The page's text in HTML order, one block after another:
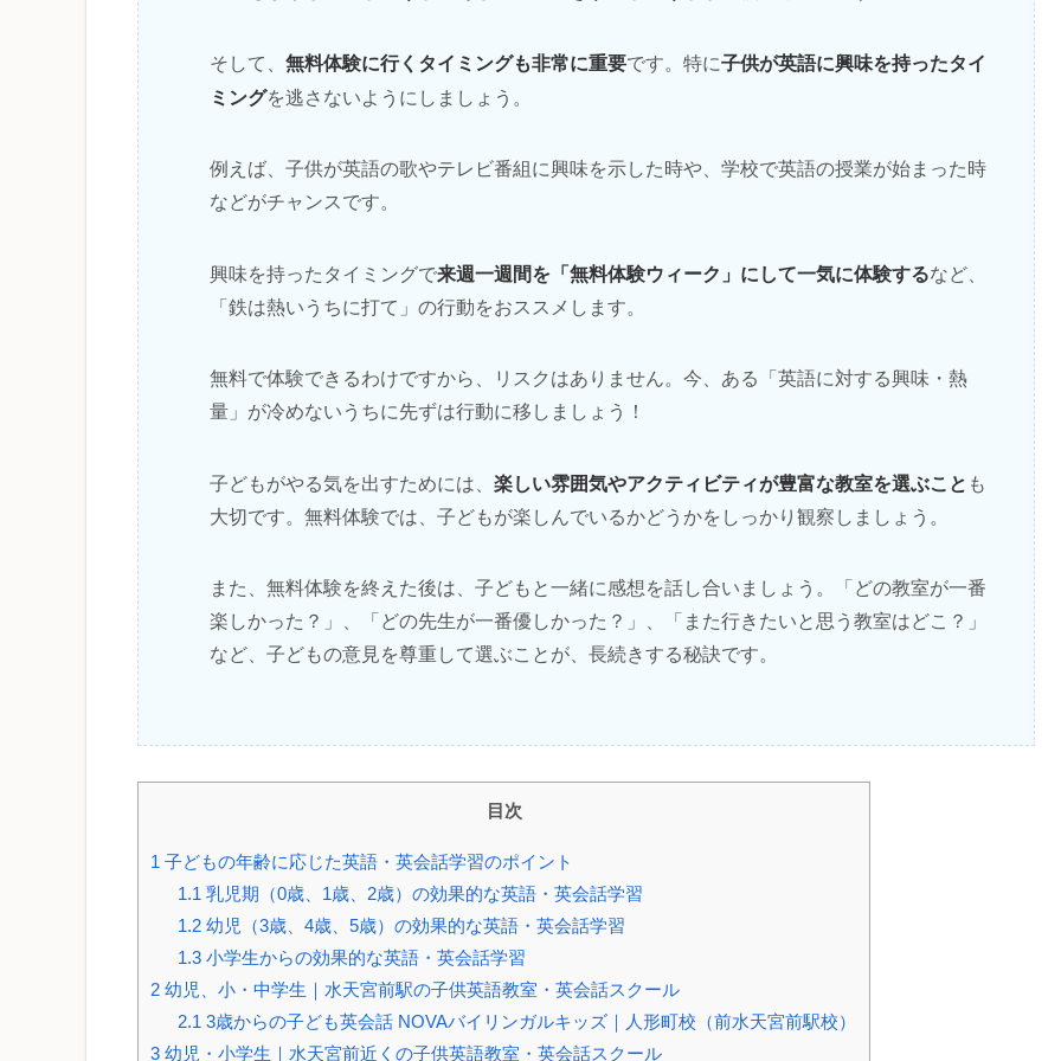
そして、 無料体験に行くタイミングも非常に重要です。特に子供が英語に興味を持ったタイ
ミングを逃さないようにしましょう。
例えば、子供が英語の歌やテレビ番組に興味を示した時や、学校で英語の授業が始まった時
などがチャンスです。
興味を持ったタイミングで来週一週間を「無料体験ウィーク」にして一気に体験するなど、
「鉄は熱いうちに打て」の行動をおススメします。
無料で体験できるわけですから、リスクはありません。今、ある「英語に対する興味・熱
量」が冷めないうちに先ずは行動に移しましょう！
子どもがやる気を出すためには、 楽しい雰囲気やアクティビティが豊富な教室を選ぶこと も
大切です。無料体験では、子どもが楽しんでいるかどうかをしっかり観察しましょう。
また、無料体験を終えた後は、子どもと一緒に感想を話し合いましょう。「どの教室が一番
楽しかった？」、「どの先生が一番優しかった？」、「また行きたいと思う教室はどこ？」
など、子どもの意見を尊重して選ぶことが、長続きする秘訣です。
目次
1 子どもの年齢に応じた英語・英会話学習のポイント
1.1 乳児期（0歳、1歳、2歳）の効果的な英語・英会話学習
1.2幼児（3歳、4歳、5歳）の効果的な英語・英会話学習
1.3小学生からの効果的な英語・英会話学習
2 幼児、小・中学生｜水天宮前駅の子供英語教室・英会話スクール
2.1 3歳からの子ども英会話 NOVAバイリンガルキッズ｜人形町校（前水天宮前駅校）
3 幼児・小学生｜水天宮前近くの子供英語教室・英会話スクール